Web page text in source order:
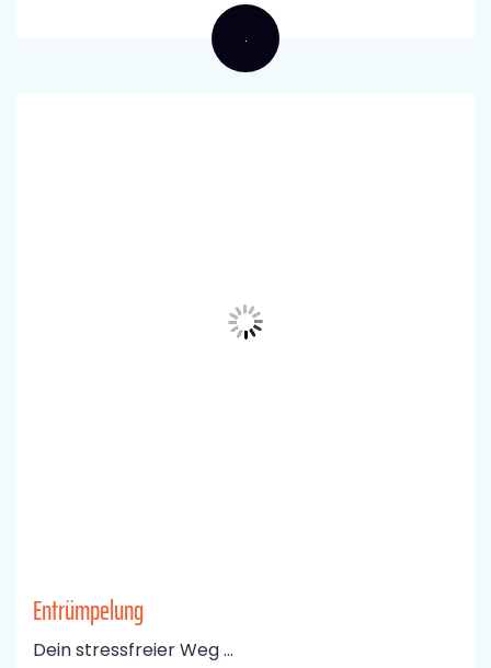
Entrümpelung
Dein stressfreier Weg ...